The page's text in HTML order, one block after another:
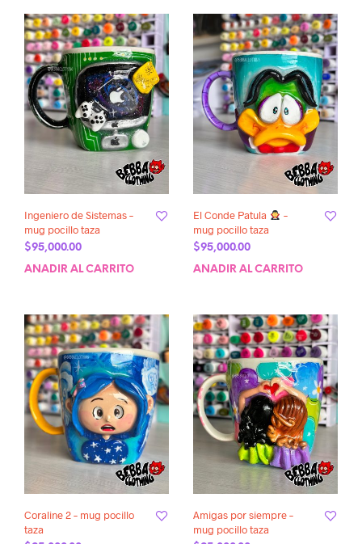
Ingeniero de Sistemas –
mug pocillo taza
$95,000.00
AÑADIR AL CARRITO
El Conde Patula
–
mug pocillo taza
$95,000.00
AÑADIR AL CARRITO
Coraline 2 – mug pocillo
taza
Amigas por siempre –
mug pocillo taza